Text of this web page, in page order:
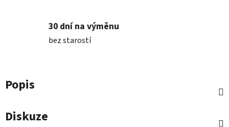
30 dní na výměnu
bez starostí
Popis
Diskuze